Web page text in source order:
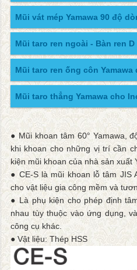
Mũi vát mép Yamawa 90 độ
Mũi taro ren ngoài - Bàn ren D
Mũi taro ren ống côn Yamawa
Mũi taro thẳng Yamawa cho
● Mũi khoan tâm 60° Yamawa,
khi khoan cho những vị trí cần
kiện mũi khoan của nhà sản xuất
● CE-S là mũi khoan lỗ tâm JIS
cho vật liệu gia công mềm và
● Là phụ kiện cho phép định
nhau tùy thuộc vào ứng dụng,
công cụ khác.
● Vật liệu: Thép HSS